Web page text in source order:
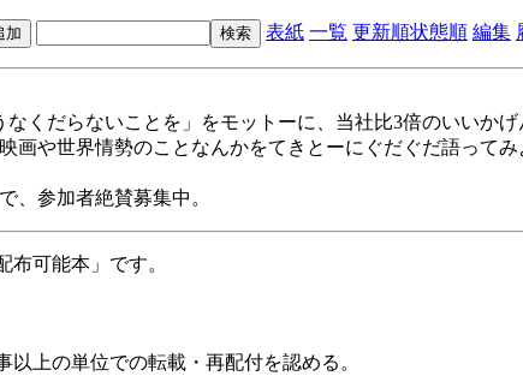
表紙 一覧 更新順状態順 編集
くだらないことを」をモットーに、当社比3倍のいいか
画や世界情勢のことなんかをてきとーにぐだぐだ語って
、参加者絶賛募集中。
布可能本」です。
以上の単位での転載・再配付を認める。